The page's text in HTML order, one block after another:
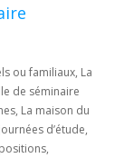
ou familiaux, La
de séminaire
La maison du
d’étude,